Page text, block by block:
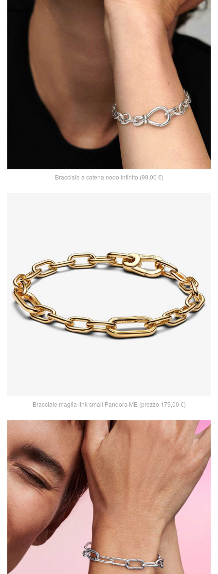
Bracciale a catena nodo infinito (99,00 €)
Bracciale maglia link small Pandora ME (prezzo 179,00 €)